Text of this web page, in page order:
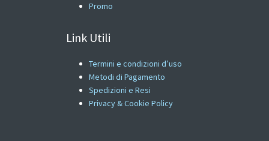
Promo
Link Utili
Termini e condizioni d’uso
Metodi di Pagamento
Spedizioni e Resi
Privacy & Cookie Policy